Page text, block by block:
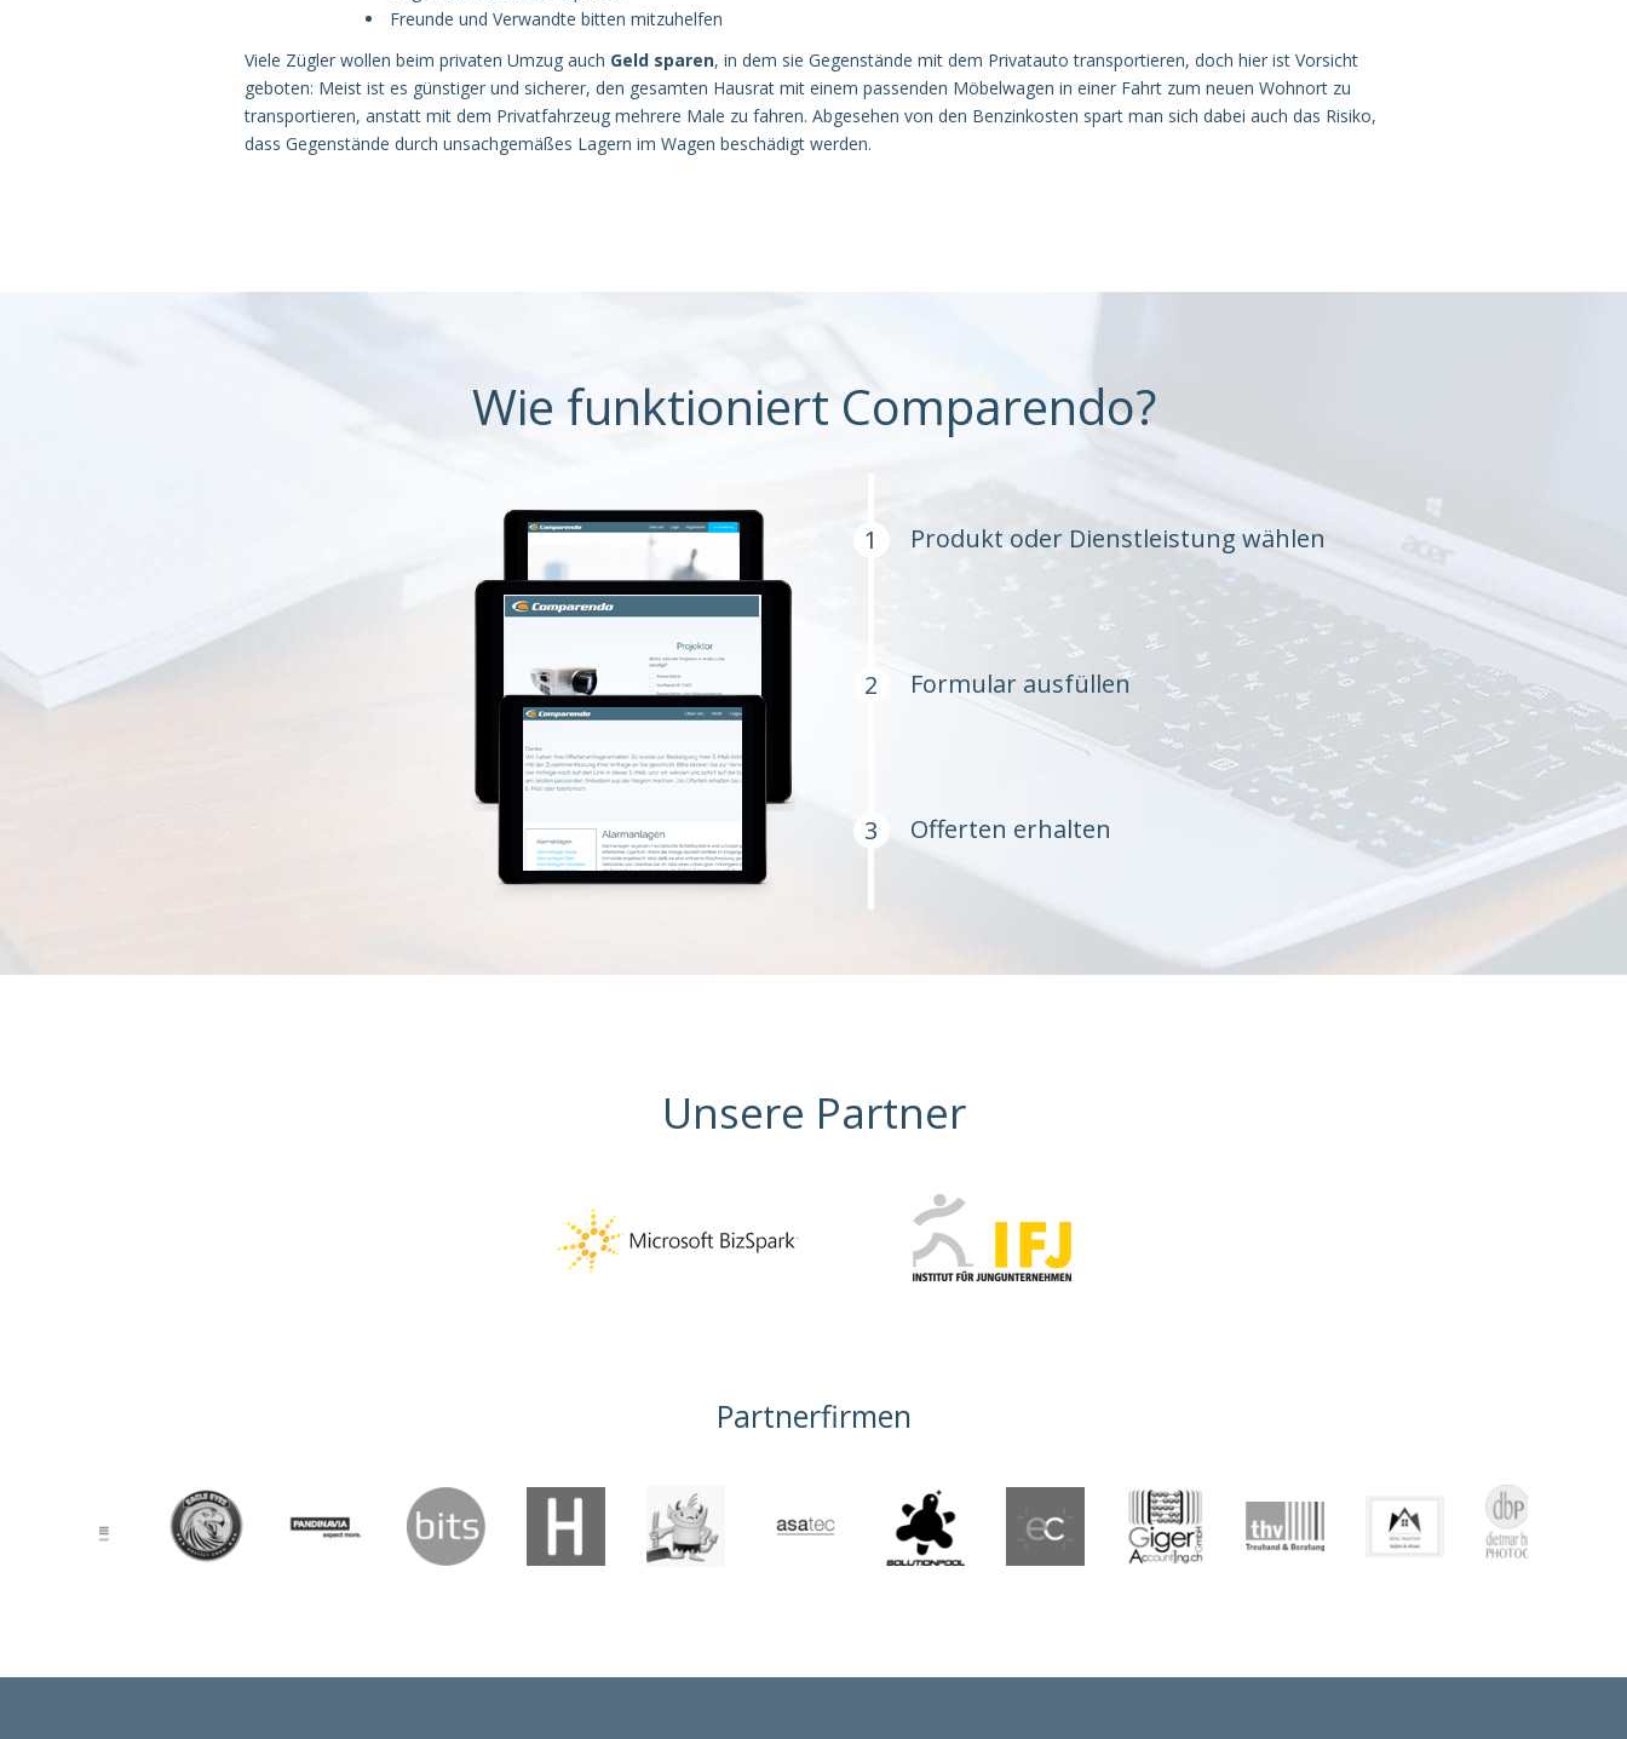
Freunde und Verwandte bitten mitzuhelfen
Viele Zügler wollen beim privaten Umzug auch Geld sparen, in dem sie Gegenstände mit dem Privatauto transportieren, doch hier ist Vorsicht
geboten: Meist ist es günstiger und sicherer, den gesamten Hausrat mit einem passenden Möbelwagen in einer Fahrt zum neuen Wohnort zu
transportieren, anstatt mit dem Privatfahrzeug mehrere Male zu fahren. Abgesehen von den Benzinkosten spart man sich dabei auch das Risiko,
dass Gegenstände durch unsachgemäßes Lagern im Wagen beschädigt werden.
Wie funktioniert Comparendo?
Produkt oder Dienstleistung wählen
Formular ausfüllen
Offerten erhalten
Unsere Partner
Partnerfirmen